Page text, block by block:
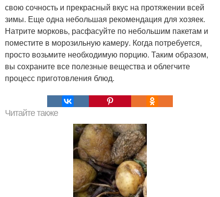
свою сочность и прекрасный вкус на протяжении всей
зимы. Еще одна небольшая рекомендация для хозяек.
Натрите морковь, расфасуйте по небольшим пакетам и
поместите в морозильную камеру. Когда потребуется,
просто возьмите необходимую порцию. Таким образом,
вы сохраните все полезные вещества и облегчите
процесс приготовления блюд.
Читайте также